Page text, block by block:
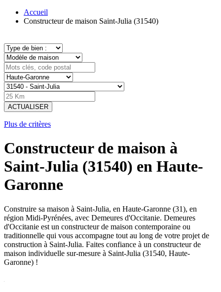
Accueil
Constructeur de maison Saint-Julia (31540)
ACTUALISER
Plus de critères
Constructeur de maison à
Saint-Julia (31540) en Haute-
Garonne
Construire sa maison à Saint-Julia, en Haute-Garonne (31), en
région Midi-Pyrénées, avec Demeures d'Occitanie. Demeures
d'Occitanie est un constructeur de maison contemporaine ou
traditionnelle qui vous accompagne tout au long de votre projet de
construction à Saint-Julia. Faites confiance à un constructeur de
maison individuelle sur-mesure à Saint-Julia (31540, Haute-
Garonne) !